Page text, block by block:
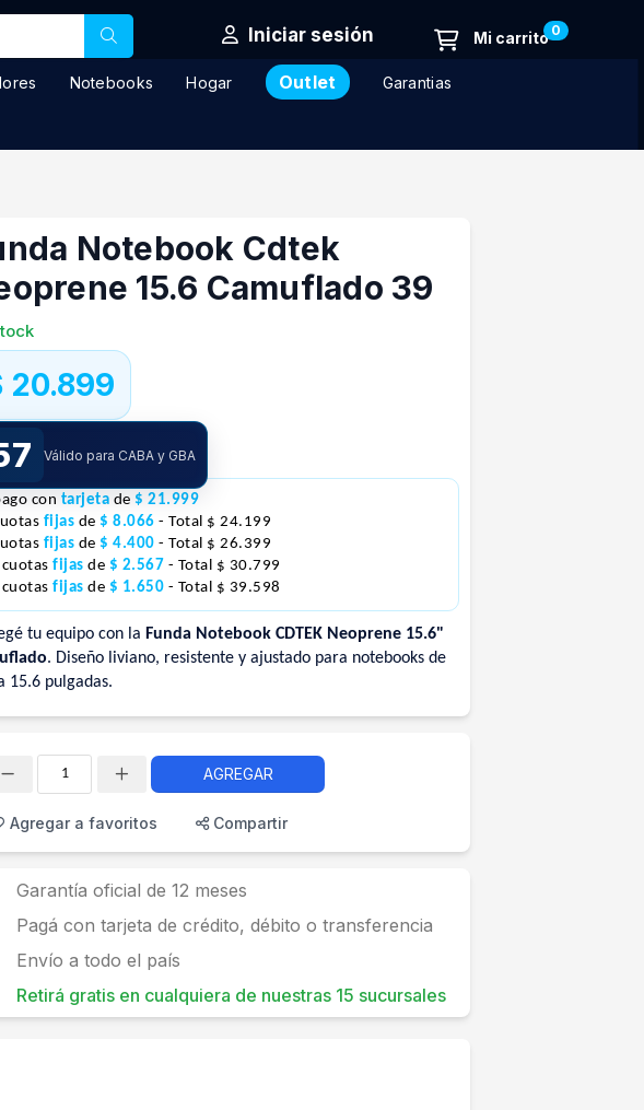
Iniciar sesión 0
Notebooks Hogar Outlet Garantias
Notebook Cdtek
15.6 Camuflado 39
20.899
S/Imp.Nac.$17.272
con tarjeta de $ 21.999
fijas de $ 8.066 - Total $ 24.199
fijas de $ 4.400 - Total $ 26.399
fijas de $ 2.567 - Total $ 30.799
fijas de $ 1.650 - Total $ 39.598
tu equipo con la Funda Notebook CDTEK Neoprene 15.6"
. Diseño liviano, resistente y ajustado para notebooks de
15.6 pulgadas.
Válido para CABA y GBA
AGREGAR
Agregar a favoritos Compartir
Garantía oficial de 12 meses
Pagá con tarjeta de crédito, débito o transferencia
Envío a todo el país
Retirá gratis en cualquiera de nuestras 15 sucursales